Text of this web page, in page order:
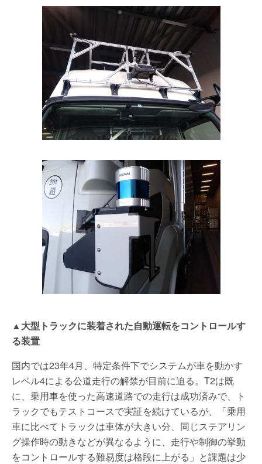
▲大型トラックに装着された自動運転をコントロールす
る装置
国内では23年4月、特定条件下でシステムが車を動かす
レベル4による公道走行の解禁が目前に迫る。T2は既
に、乗用車を使った高速道路での走行は成功済みで、ト
ラックでもテストコースで実証を続けているが、「乗用
車に比べてトラックは車体が大きい分、同じステアリン
グ操作時の動きなどが異なるように、走行や制御の挙動
をコントロールする難易度は格段に上がる」と課題は少